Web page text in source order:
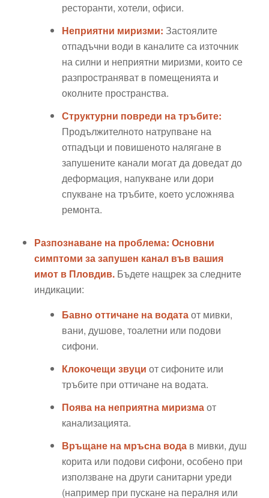
ресторанти, хотели, офиси.
Неприятни миризми: Застоялите
отпадъчни води в каналите са източник
на силни и неприятни миризми, които се
разпространяват в помещенията и
околните пространства.
Структурни повреди на тръбите:
Продължителното натрупване на
отпадъци и повишеното налягане в
запушените канали могат да доведат до
деформация, напукване или дори
спукване на тръбите, което усложнява
ремонта.
Разпознаване на проблема: Основни
симптоми за запушен канал във вашия
имот в Пловдив.Бъдете нащрек за следните
индикации:
Бавно оттичане на водатаот мивки,
вани, душове, тоалетни или подови
сифони.
Клокочещи звуци от сифоните или
тръбите при оттичане на водата.
Поява на неприятна миризмаот
канализацията.
Връщане на мръсна водав мивки, душ
корита или подови сифони, особено при
използване на други санитарни уреди
(например при пускане на пералня или